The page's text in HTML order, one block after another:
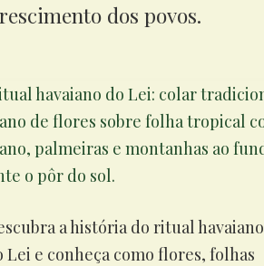
dos povos.
a história do ritual havaiano
Lei e conheça como flores, folhas